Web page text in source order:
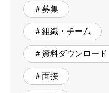
＃募集
＃組織・チーム
＃資料ダウンロード
＃面接